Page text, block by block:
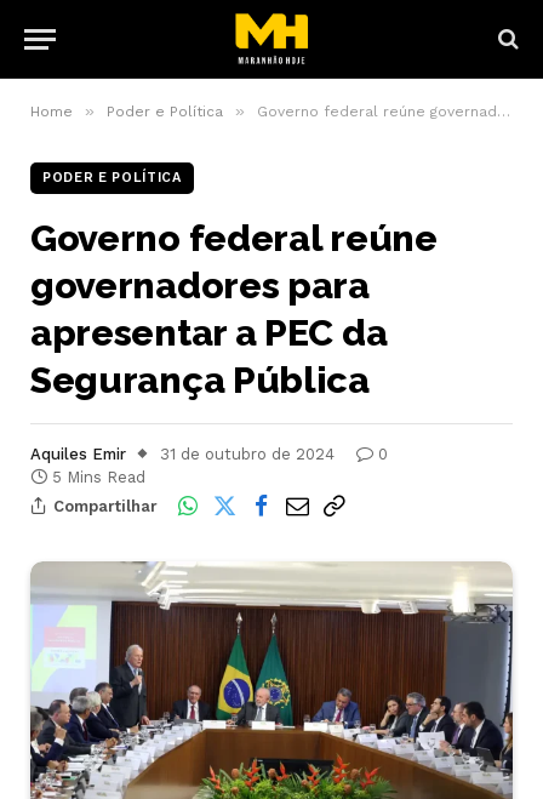
Home » Poder e Política » Governo federal reúne governadores para apresentar a PEC da Segurança Pública
PODER E POLÍTICA
Governo federal reúne
governadores para
apresentar a PEC da
Segurança Pública
Aquiles Emir 31 de outubro de 2024
0
5 Mins Read
Compartilhar